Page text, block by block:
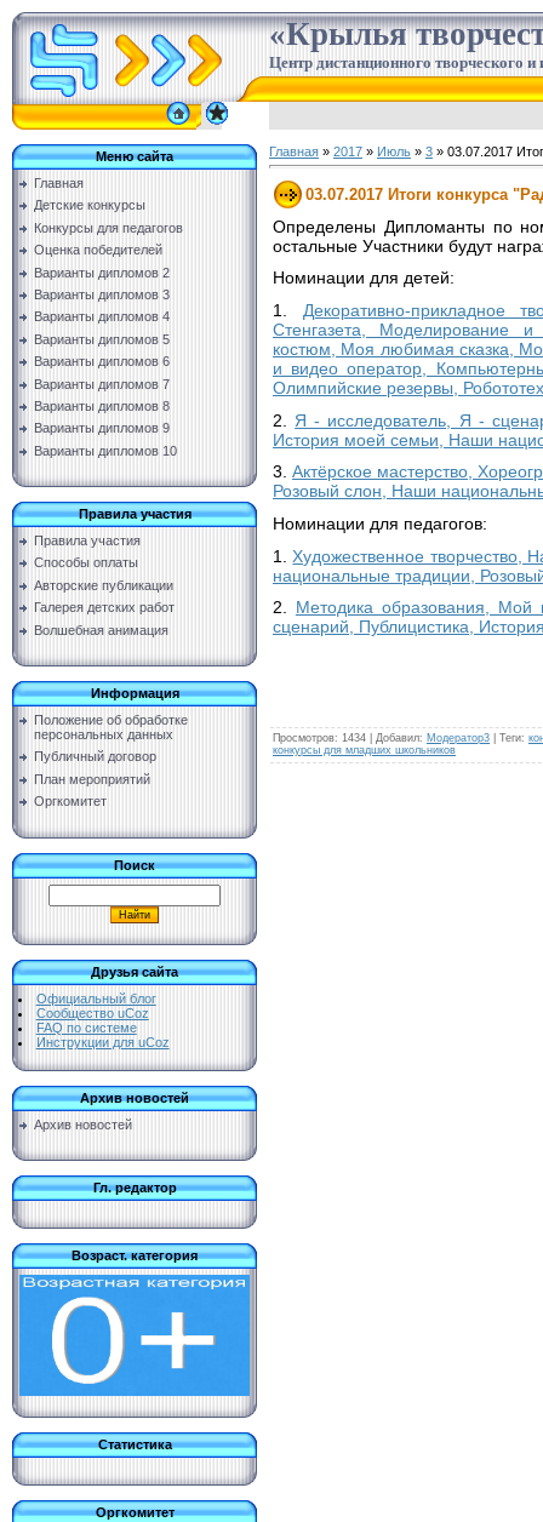
«Крылья
Центр дистанционного творческого и
Меню сайта
Главная
Детские конкурсы
Конкурсы для педагогов
Оценка победителей
Варианты дипломов 2
Варианты дипломов 3
Варианты дипломов 4
Варианты дипломов 5
Варианты дипломов 6
Варианты дипломов 7
Варианты дипломов 8
Варианты дипломов 9
Варианты дипломов 10
Правила участия
Правила участия
Способы оплаты
Авторские публикации
Галерея детских работ
Волшебная анимация
Информация
Положение об обработке
персональных данных
Публичный договор
План мероприятий
Оргкомитет
Поиск
Друзья сайта
Официальный блог
Сообщество uCoz
FAQ по системе
Инструкции для uCoz
Архив новостей
Архив новостей
Гл. редактор
Возраст. категория
Статистика
Оргкомитет
Главная » 2017 » Июль » 3 » 03.07.2017
03.07.2017 Итоги конкурса
Определены Дипломанты по
остальные Участники будут
Номинации для детей:
1. Декоративно-прикладное
Стенгазета, Моделирование
костюм, Моя любимая сказка,
и видео оператор,
Олимпийские резервы,
2. Я - исследователь, Я -
История моей семьи, Наши
3. Актёрское мастерство,
Розовый слон, Наши
Номинации для педагогов:
1. Художественное творчество,
национальные традиции,
2. Методика образования, Мой
сценарий, Публицистика,
Просмотров: 1434 Добавил: Модератор3 Теги:
конкурсы для младших школьников